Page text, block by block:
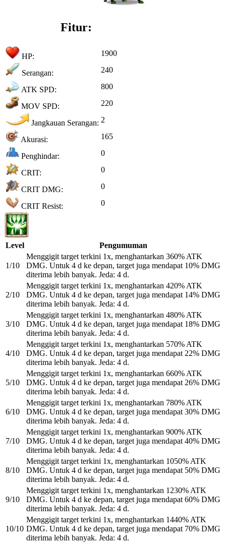
Fitur:
HP: 1900
Serangan: 240
ATK SPD: 800
MOV SPD: 220
Jangkauan Serangan: 2
Akurasi: 165
Penghindar: 0
CRIT: 0
CRIT DMG: 0
CRIT Resist: 0
Level Pengumuman
1/10
Menggigit target terkini 1x, menghantarkan 360% ATK
DMG. Untuk 4 d ke depan, target juga mendapat 10% DMG
diterima lebih banyak. Jeda: 4 d.
2/10
Menggigit target terkini 1x, menghantarkan 420% ATK
DMG. Untuk 4 d ke depan, target juga mendapat 14% DMG
diterima lebih banyak. Jeda: 4 d.
3/10
Menggigit target terkini 1x, menghantarkan 480% ATK
DMG. Untuk 4 d ke depan, target juga mendapat 18% DMG
diterima lebih banyak. Jeda: 4 d.
4/10
Menggigit target terkini 1x, menghantarkan 570% ATK
DMG. Untuk 4 d ke depan, target juga mendapat 22% DMG
diterima lebih banyak. Jeda: 4 d.
5/10
Menggigit target terkini 1x, menghantarkan 660% ATK
DMG. Untuk 4 d ke depan, target juga mendapat 26% DMG
diterima lebih banyak. Jeda: 4 d.
6/10
Menggigit target terkini 1x, menghantarkan 780% ATK
DMG. Untuk 4 d ke depan, target juga mendapat 30% DMG
diterima lebih banyak. Jeda: 4 d.
7/10
Menggigit target terkini 1x, menghantarkan 900% ATK
DMG. Untuk 4 d ke depan, target juga mendapat 40% DMG
diterima lebih banyak. Jeda: 4 d.
8/10
Menggigit target terkini 1x, menghantarkan 1050% ATK
DMG. Untuk 4 d ke depan, target juga mendapat 50% DMG
diterima lebih banyak. Jeda: 4 d.
9/10
Menggigit target terkini 1x, menghantarkan 1230% ATK
DMG. Untuk 4 d ke depan, target juga mendapat 60% DMG
diterima lebih banyak. Jeda: 4 d.
10/10
Menggigit target terkini 1x, menghantarkan 1440% ATK
DMG. Untuk 4 d ke depan, target juga mendapat 70% DMG
diterima lebih banyak. Jeda: 4 d.